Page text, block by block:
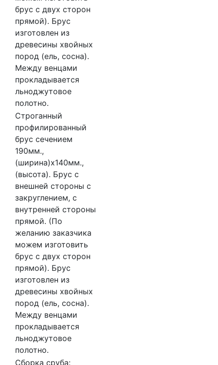
брус с двух сторон
прямой). Брус
изготовлен из
древесины хвойных
пород (ель, сосна).
Между венцами
прокладывается
льноджутовое
полотно.
Строганный
профилированный
брус сечением
190мм.,
(ширина)х140мм.,
(высота). Брус с
внешней стороны с
закруглением, с
внутренней стороны
прямой. (По
желанию заказчика
можем изготовить
брус с двух сторон
прямой). Брус
изготовлен из
древесины хвойных
пород (ель, сосна).
Между венцами
прокладывается
льноджутовое
полотно.
Сборка сруба: